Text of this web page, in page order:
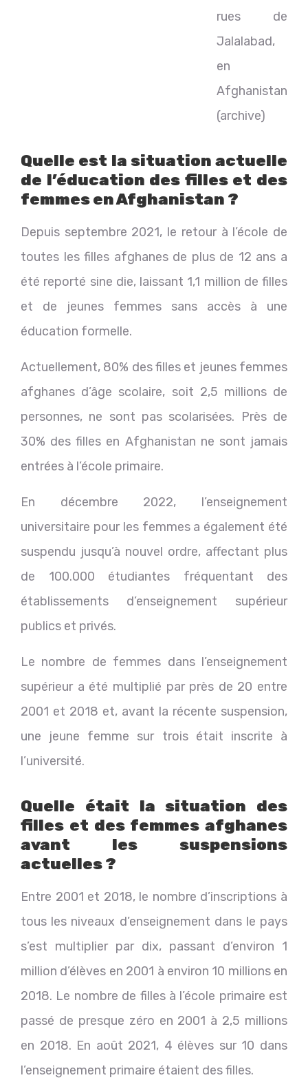
rues de
Jalalabad,
en
Afghanistan
(archive)
Quelle est la situation actuelle
de l’éducation des filles et des
femmes en Afghanistan ?
Depuis septembre 2021, le retour à l’école de
toutes les filles afghanes de plus de 12 ans a
été reporté sine die, laissant 1,1 million de filles
et de jeunes femmes sans accès à une
éducation formelle.
Actuellement, 80% des filles et jeunes femmes
afghanes d’âge scolaire, soit 2,5 millions de
personnes, ne sont pas scolarisées. Près de
30% des filles en Afghanistan ne sont jamais
entrées à l’école primaire.
En décembre 2022, l’enseignement
universitaire pour les femmes a également été
suspendu jusqu’à nouvel ordre, affectant plus
de 100.000 étudiantes fréquentant des
établissements d’enseignement supérieur
publics et privés.
Le nombre de femmes dans l’enseignement
supérieur a été multiplié par près de 20 entre
2001 et 2018 et, avant la récente suspension,
une jeune femme sur trois était inscrite à
l’université.
Quelle était la situation des
filles et des femmes afghanes
avant les suspensions
actuelles ?
Entre 2001 et 2018, le nombre d’inscriptions à
tous les niveaux d’enseignement dans le pays
s’est multiplier par dix, passant d’environ 1
million d’élèves en 2001 à environ 10 millions en
2018. Le nombre de filles à l’école primaire est
passé de presque zéro en 2001 à 2,5 millions
en 2018. En août 2021, 4 élèves sur 10 dans
l’enseignement primaire étaient des filles.